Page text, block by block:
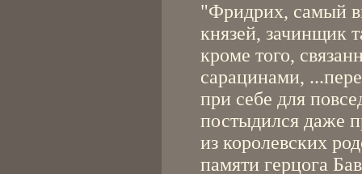
"Фридрих, самый
князей, зачинщик
кроме того,
сарацинами,
при себе для
постыдился даже
из королевских
памяти герцога